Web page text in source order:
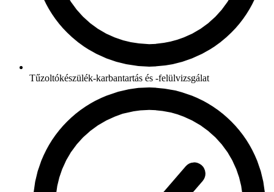
Tűzoltókészülék-karbantartás és -felülvizsgálat